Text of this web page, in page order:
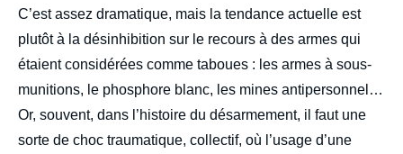
C’est assez dramatique, mais la tendance actuelle est
plutôt à la désinhibition sur le recours à des armes qui
étaient considérées comme taboues : les armes à sous-
munitions, le phosphore blanc, les mines antipersonnel…
Or, souvent, dans l’histoire du désarmement, il faut une
sorte de choc traumatique, collectif, où l’usage d’une